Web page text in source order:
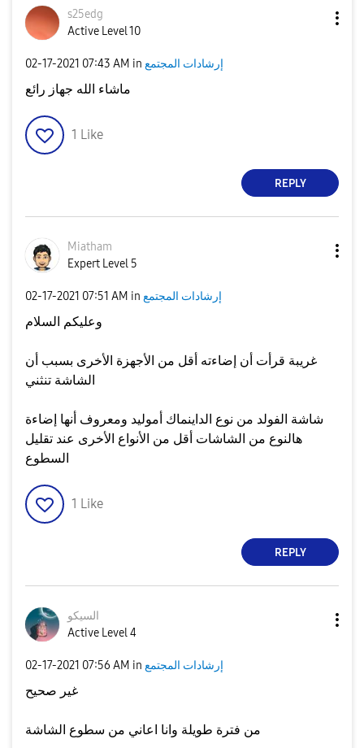
s25edg
Active Level 10
‎02-17-2021 07:43 AM in إرشادات المجتمع
ماشاء الله جهاز رائع
1 Like
REPLY
Miatham
Expert Level 5
‎02-17-2021 07:51 AM in إرشادات المجتمع
وعليكم السلام
غريبة قرأت أن إضاءته أقل من الأجهزة الأخرى بسبب أن
الشاشة تنثني
شاشة الفولد من نوع الداينماك أموليد ومعروف أنها إضاءة
هالنوع من الشاشات أقل من الأنواع الأخرى عند تقليل
السطوع
1 Like
REPLY
السيكو
Active Level 4
‎02-17-2021 07:56 AM in إرشادات المجتمع
غير صحيح
من فترة طويلة وانا اعاني من سطوع الشاشة